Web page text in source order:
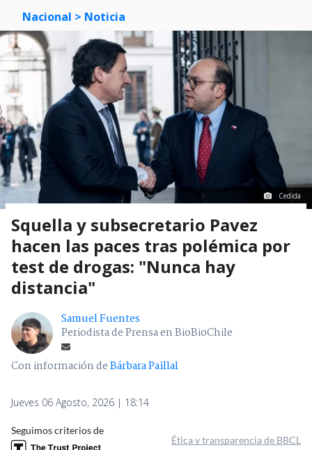
Nacional > Noticia
Cedida
Squella y subsecretario Pavez
hacen las paces tras polémica por
test de drogas: "Nunca hay
distancia"
Samuel Fuentes
Periodista de Prensa en BioBioChile
Con información deBárbara Paillal
Jueves 06 Agosto, 2026 | 18:14
Seguimos criterios de
Ética y transparencia de BBCL